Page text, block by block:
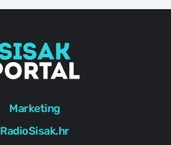
Marketing
RadioSisak.hr